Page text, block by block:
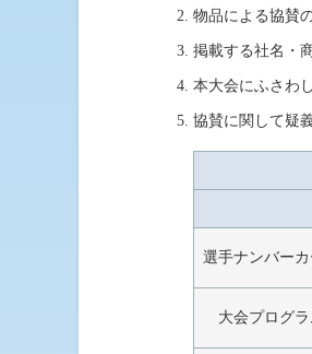
物品による協賛
掲載する社名・
本大会にふさわ
協賛に関して疑
選手ナンバー
大会プログ